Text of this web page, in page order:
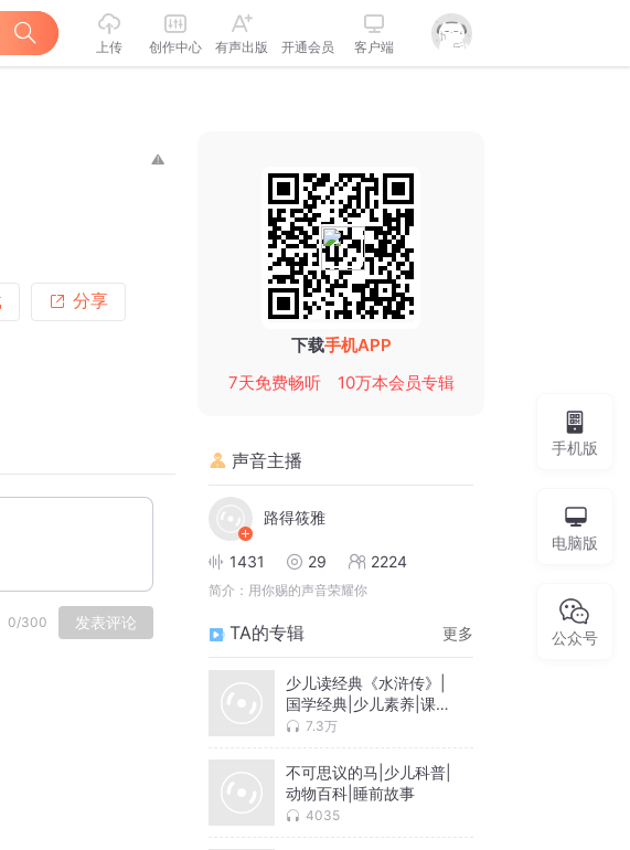
上传 创作中心 有声出版 开通会员 客户端
分享
0/300 发表评论
下载手机APP
7天免费畅听
10万本会员专辑
声音主播
路得筱雅
1431 29 2224
简介： 用你赐的声音荣耀你
TA的专辑 更多
少儿读经典《水浒传》|
国学经典|少儿素养|课外
读物7.3万
不可思议的马|少儿科普|
动物百科|睡前故事
4035
手机版
电脑版
公众号